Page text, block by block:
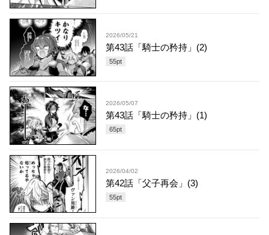
2026/05/21
第43話「騎士の矜持」(2)
55pt
2026/05/07
第43話「騎士の矜持」(1)
65pt
2026/04/02
第42話「父子再会」(3)
55pt